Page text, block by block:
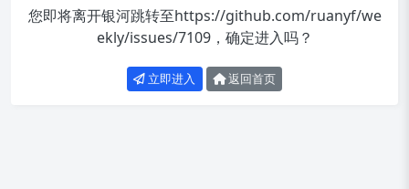
您即将离开银河跳转至https://github.com/ruanyf/we
ekly/issues/7109，确定进入吗？
立即进入 返回首页